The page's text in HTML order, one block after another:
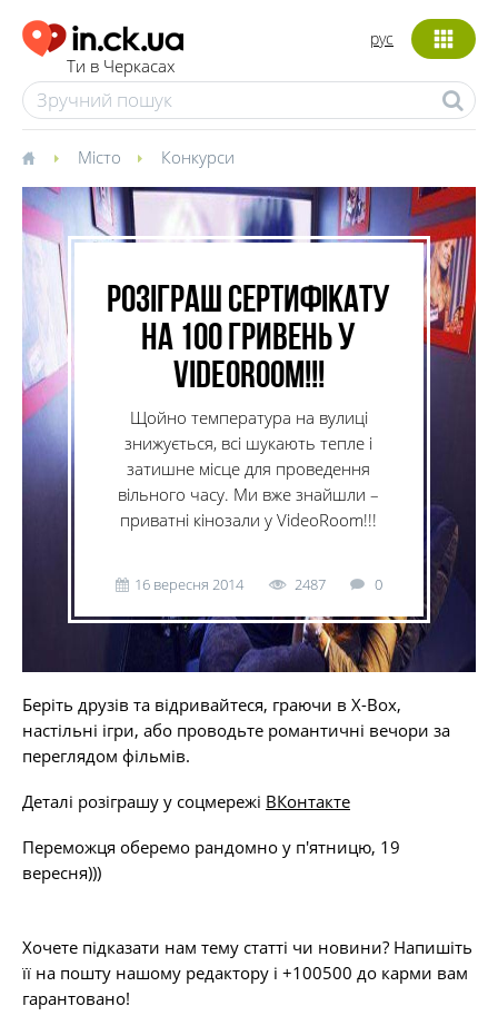
Ти в Черкасах
рус
Місто Конкурси
Розіграш сертифікату
на 100 гривень у
VideoRoom!!!
Щойно температура на вулиці
знижується, всі шукають тепле і
затишне місце для проведення
вільного часу. Ми вже знайшли –
приватні кінозали у VideoRoom!!!
16 вересня 2014 2487 0
Беріть друзів та відривайтеся, граючи в X-Box,
настільні ігри, або проводьте романтичні вечори за
переглядом фільмів.
Деталі розіграшу у соцмережі ВКонтакте
Переможця оберемо рандомно у п'ятницю, 19
вересня)))
Хочете підказати нам тему статті чи новини? Напишіть
її на пошту нашому редактору і +100500 до карми вам
гарантовано!